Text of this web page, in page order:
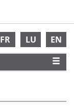
FR LU EN